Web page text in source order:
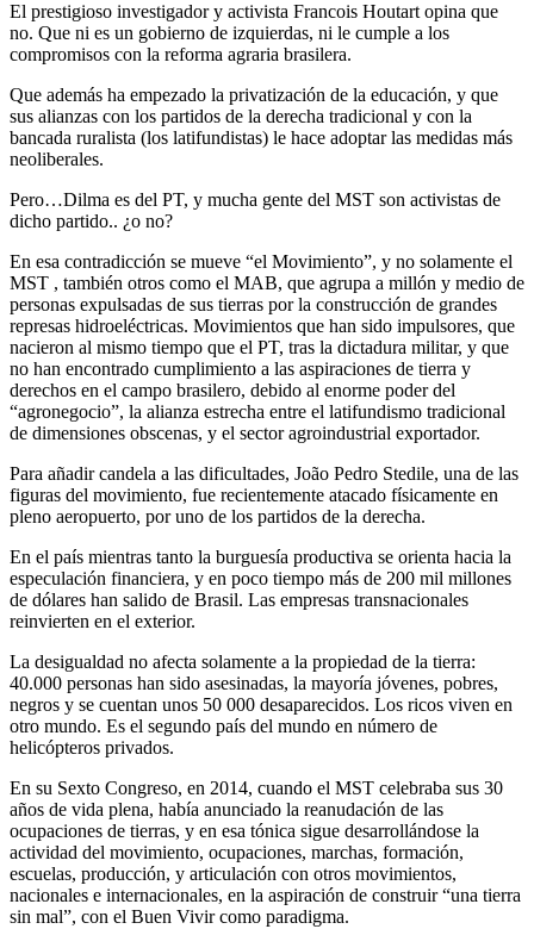
El prestigioso investigador y activista Francois Houtart opina que
no. Que ni es un gobierno de izquierdas, ni le cumple a los
compromisos con la reforma agraria brasilera.
Que además ha empezado la privatización de la educación, y que
sus alianzas con los partidos de la derecha tradicional y con la
bancada ruralista (los latifundistas) le hace adoptar las medidas más
neoliberales.
Pero…Dilma es del PT, y mucha gente del MST son activistas de
dicho partido.. ¿o no?
En esa contradicción se mueve “el Movimiento”, y no solamente el
MST , también otros como el MAB, que agrupa a millón y medio de
personas expulsadas de sus tierras por la construcción de grandes
represas hidroeléctricas. Movimientos que han sido impulsores, que
nacieron al mismo tiempo que el PT, tras la dictadura militar, y que
no han encontrado cumplimiento a las aspiraciones de tierra y
derechos en el campo brasilero, debido al enorme poder del
“agronegocio”, la alianza estrecha entre el latifundismo tradicional
de dimensiones obscenas, y el sector agroindustrial exportador.
Para añadir candela a las dificultades, João Pedro Stedile, una de las
figuras del movimiento, fue recientemente atacado físicamente en
pleno aeropuerto, por uno de los partidos de la derecha.
En el país mientras tanto la burguesía productiva se orienta hacia la
especulación financiera, y en poco tiempo más de 200 mil millones
de dólares han salido de Brasil. Las empresas transnacionales
reinvierten en el exterior.
La desigualdad no afecta solamente a la propiedad de la tierra:
40.000 personas han sido asesinadas, la mayoría jóvenes, pobres,
negros y se cuentan unos 50 000 desaparecidos. Los ricos viven en
otro mundo. Es el segundo país del mundo en número de
helicópteros privados.
En su Sexto Congreso, en 2014, cuando el MST celebraba sus 30
años de vida plena, había anunciado la reanudación de las
ocupaciones de tierras, y en esa tónica sigue desarrollándose la
actividad del movimiento, ocupaciones, marchas, formación,
escuelas, producción, y articulación con otros movimientos,
nacionales e internacionales, en la aspiración de construir “una tierra
sin mal”, con el Buen Vivir como paradigma.